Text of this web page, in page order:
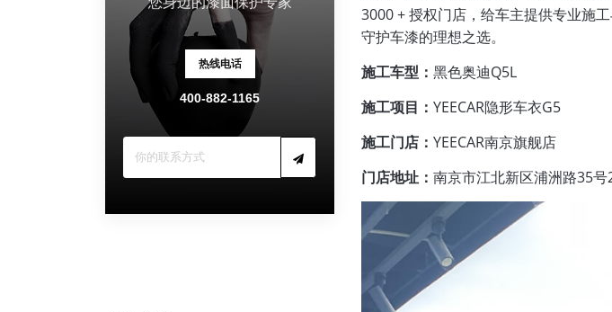
热线电话
400-882-1165
3000 + 授权门店，给车主提供专业施
守护车漆的理想之选。
施工车型： 黑色奥迪Q5L
施工项目： YEECAR隐形车衣G5
施工门店： YEECAR南京旗舰店
门店地址： 南京市江北新区浦洲路35